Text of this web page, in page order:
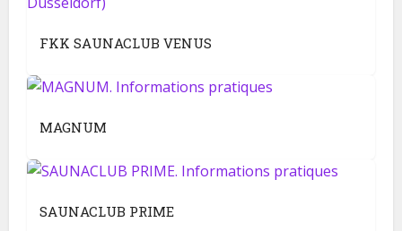
FKK SAUNACLUB VENUS
MAGNUM
SAUNACLUB PRIME